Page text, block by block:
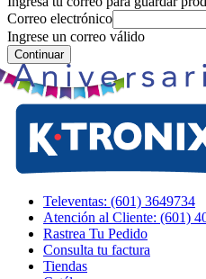
Correo electrónico
Ingrese un correo válido
Continuar
Televentas: (601) 3649734
Atención al Cliente: (601)
Rastrea Tu Pedido
Consulta tu factura
Tiendas